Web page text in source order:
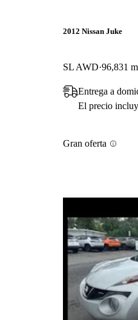
2012 Nissan Juke
SL AWD 96,831
Entrega a
El precio
Gran oferta